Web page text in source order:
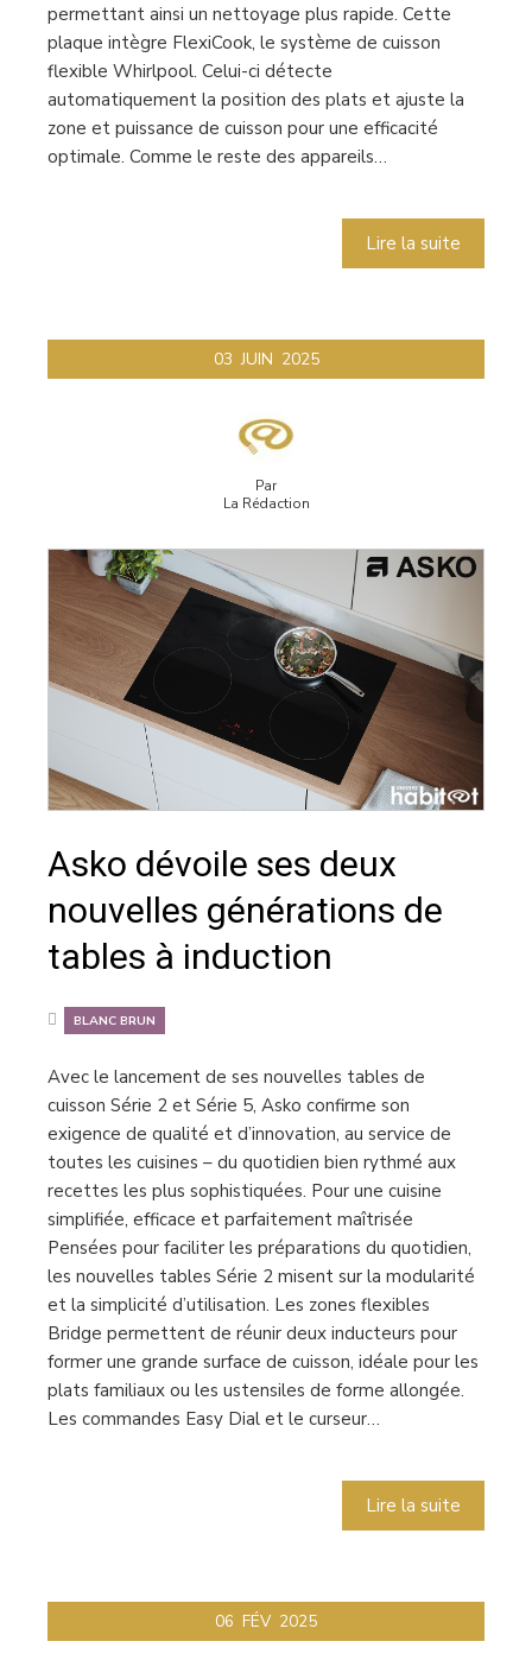
permettant ainsi un nettoyage plus rapide. Cette
plaque intègre FlexiCook, le système de cuisson
flexible Whirlpool. Celui-ci détecte
automatiquement la position des plats et ajuste la
zone et puissance de cuisson pour une efficacité
optimale. Comme le reste des appareils…
Lire la suite
03 JUIN 2025
Par
La Rédaction
Asko dévoile ses deux
nouvelles générations de
tables à induction
BLANC BRUN
Avec le lancement de ses nouvelles tables de
cuisson Série 2 et Série 5, Asko confirme son
exigence de qualité et d’innovation, au service de
toutes les cuisines – du quotidien bien rythmé aux
recettes les plus sophistiquées. Pour une cuisine
simplifiée, efficace et parfaitement maîtrisée
Pensées pour faciliter les préparations du quotidien,
les nouvelles tables Série 2 misent sur la modularité
et la simplicité d’utilisation. Les zones flexibles
Bridge permettent de réunir deux inducteurs pour
former une grande surface de cuisson, idéale pour les
plats familiaux ou les ustensiles de forme allongée.
Les commandes Easy Dial et le curseur…
Lire la suite
06 FÉV 2025